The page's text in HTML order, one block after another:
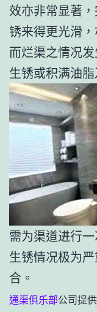
效亦非常显著
锈来得更光滑
而烂渠之情况发
生锈或积满油
需为渠道进行
生锈情况极为
合。
通渠俱乐部公司提